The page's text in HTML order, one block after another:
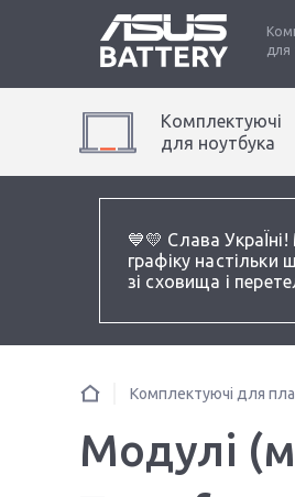
💙💛 Слава
графіку
зі сховища і
для
Комплектуючі
для ноутбука
Комплектуючі для
Модулі